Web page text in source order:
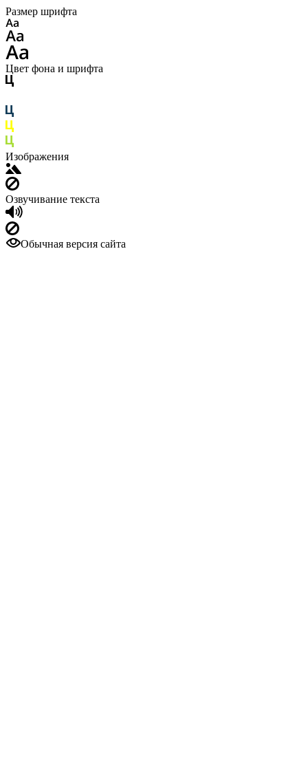
Размер шрифта
Цвет фона и шрифта
Изображения
Озвучивание текста
Обычная версия сайта